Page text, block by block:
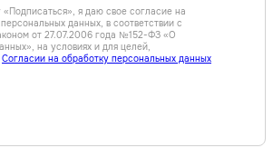
я даю свое согласие на
данных, в соответствии с
от 27.07.2006 года №152-ФЗ «О
на условиях и для целей,
Согласии на обработку персональных данных